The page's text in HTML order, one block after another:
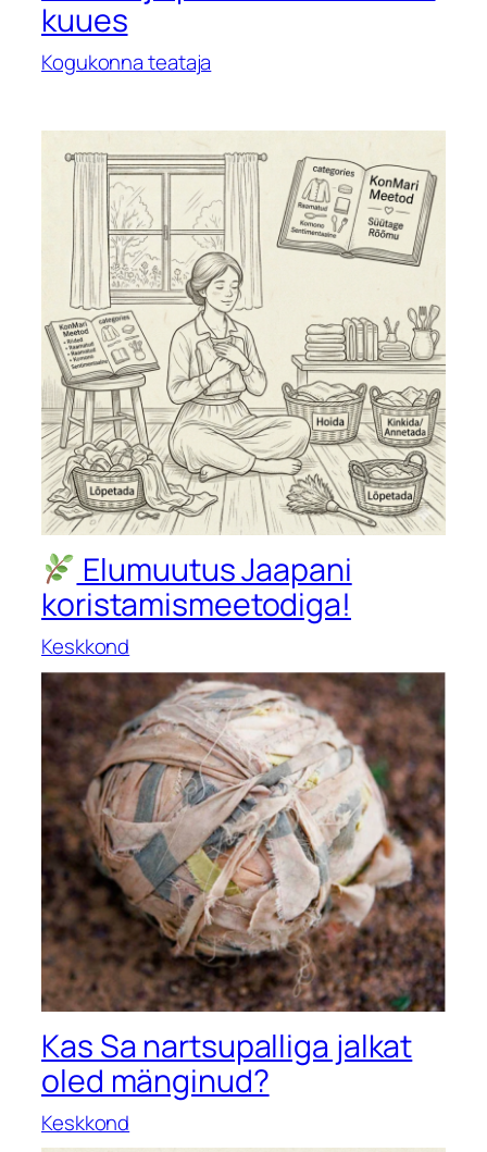
kuues
Kogukonna teataja
Elumuutus Jaapani
koristamismeetodiga!
Keskkond
Kas Sa nartsupalliga jalkat
oled mänginud?
Keskkond